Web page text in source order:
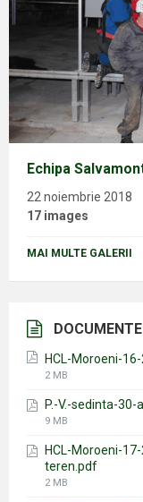
Echipa
22 noiembrie 2018
17 images
MAI MULTE GALERII
DOCUMENTE
HCL-Moroeni-
File
2 MB
P.-V.-sedinta-
File
9 MB
HCL-Moroeni-
teren.pdf
File
2 MB